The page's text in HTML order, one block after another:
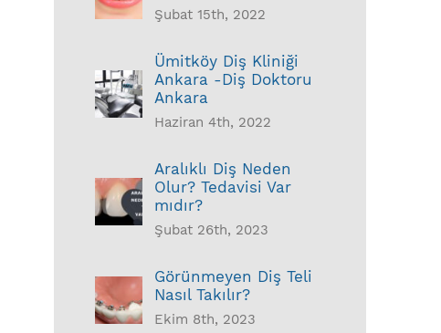
Şubat 15th, 2022
Ümitköy Diş Kliniği
Ankara -Diş Doktoru
Ankara
Haziran 4th, 2022
Aralıklı Diş Neden
Olur? Tedavisi Var
mıdır?
Şubat 26th, 2023
Görünmeyen Diş Teli
Nasıl Takılır?
Ekim 8th, 2023